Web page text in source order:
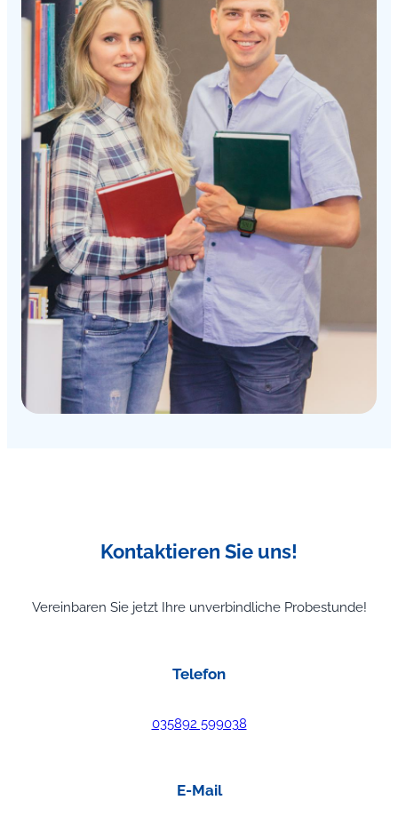
Kontaktieren Sie uns!
Vereinbaren Sie jetzt Ihre unverbindliche Probestunde!
Telefon
035892 599038
E-Mail